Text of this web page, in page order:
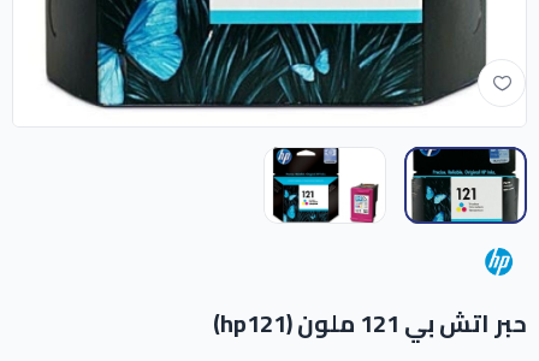
حبر اتش بي 121 ملون (hp121)